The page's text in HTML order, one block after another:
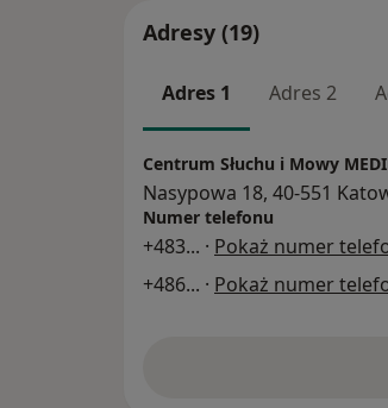
Adresy (19)
Adres 1 Adres 2
Centrum Słuchu i Mowy
Nasypowa 18, 40-551
Numer telefonu
+483... · Pokaż numer
+486... · Pokaż numer